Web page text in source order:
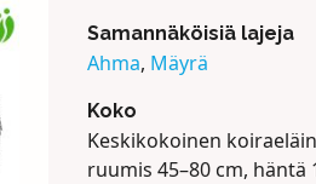
Samannäköisiä lajeja
Ahma, Mäyrä
Koko
Keskikokoinen
ruumis 45–80 cm, häntä